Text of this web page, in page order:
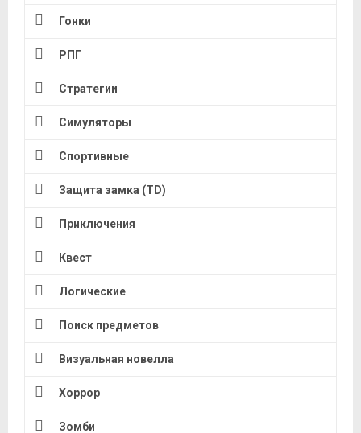
Гонки
РПГ
Стратегии
Симуляторы
Спортивные
Защита замка (TD)
Приключения
Квест
Логические
Поиск предметов
Визуальная новелла
Хоррор
Зомби